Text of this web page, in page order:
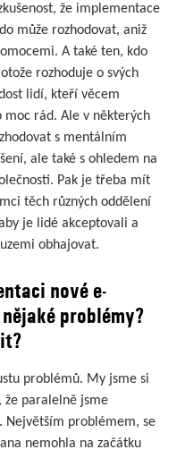
že implementace
může rozhodovat, aniž
A také ten, kdo
rozhoduje o svých
lidí, kteří věcem
moc rád. Ale v některých
s mentálním
ale také s ohledem na
Pak je třeba mít
těch různých oddělení
je lidé akceptovali a
obhajovat.
nové e-
problémy?
problémů. My jsme si
paralelně jsme
Největším problémem, se
nemohla na začátku